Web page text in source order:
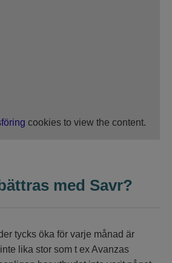
cookies to view the content.
med Savr?
tycks öka för varje månad är
lika stor som t ex Avanzas